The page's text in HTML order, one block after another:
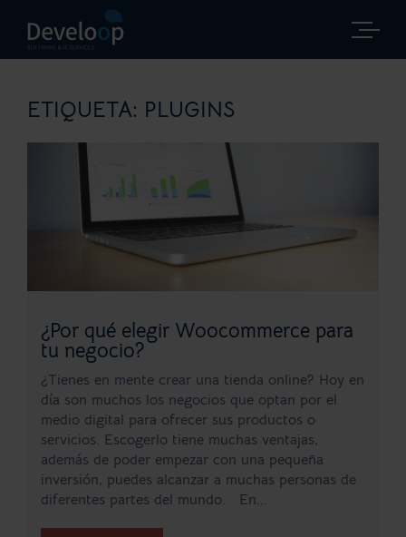
ETIQUETA: PLUGINS
¿Por qué elegir Woocommerce para
tu negocio?
¿Tienes en mente crear una tienda online? Hoy en
día son muchos los negocios que optan por el
medio digital para ofrecer sus productos o
servicios. Escogerlo tiene muchas ventajas,
además de poder empezar con una pequeña
inversión, puedes alcanzar a muchas personas de
diferentes partes del mundo. En...